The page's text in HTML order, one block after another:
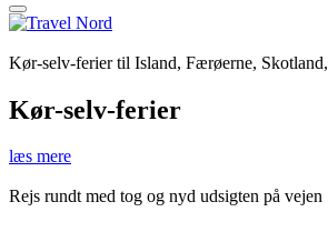
Kør-selv-ferier til Island, Færøerne,
Kør-selv-ferier
læs mere
Rejs rundt med tog og nyd udsigten på vejen